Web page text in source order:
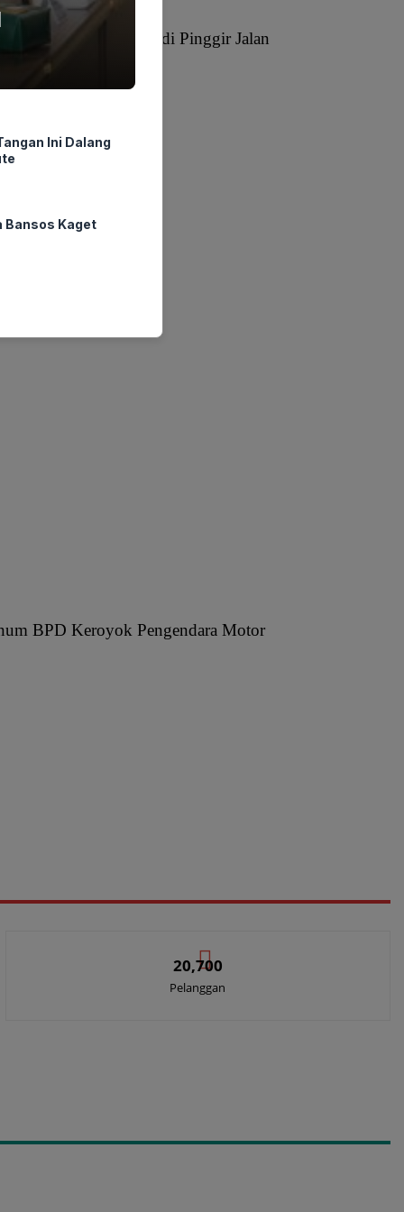
Buang Anaknya di Pinggir Jalan
BPD Keroyok Pengendara Motor
20,700
Pelanggan
Ini Dalang
Bansos Kaget